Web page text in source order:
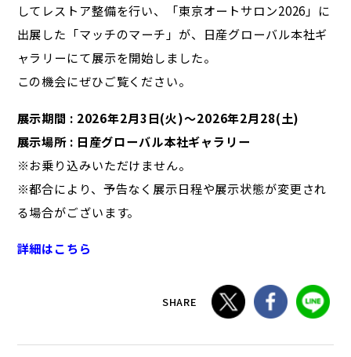
してレストア整備を行い、「東京オートサロン2026」に
出展した「マッチのマーチ」が、日産グローバル本社ギ
ャラリーにて展示を開始しました。
この機会にぜひご覧ください。
展示期間 : 2026年2月3日(火)〜2026年2月28(土)
展示場所 : 日産グローバル本社ギャラリー
※お乗り込みいただけません。
※都合により、予告なく展示日程や展示状態が変更され
る場合がございます。
詳細はこちら
SHARE